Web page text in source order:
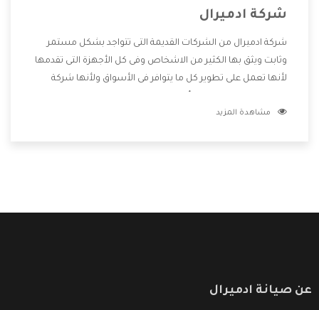
شركة ادميرال
شركة ادميرال من الشركات القديمة التى تتواجد بشكل مستمر
وثابت ويثق بها الكثير من الاشخاص وفى كل الأجهزة التى تقدمها
لأنها تعمل على تطوير كل ما يتوافر فى الأسواق ولأنها شركة
وتقدم للعملاء أقوى العروض والخصومات التى تسهل على
مشاهدة المزيد
عن صيانة ادميرال